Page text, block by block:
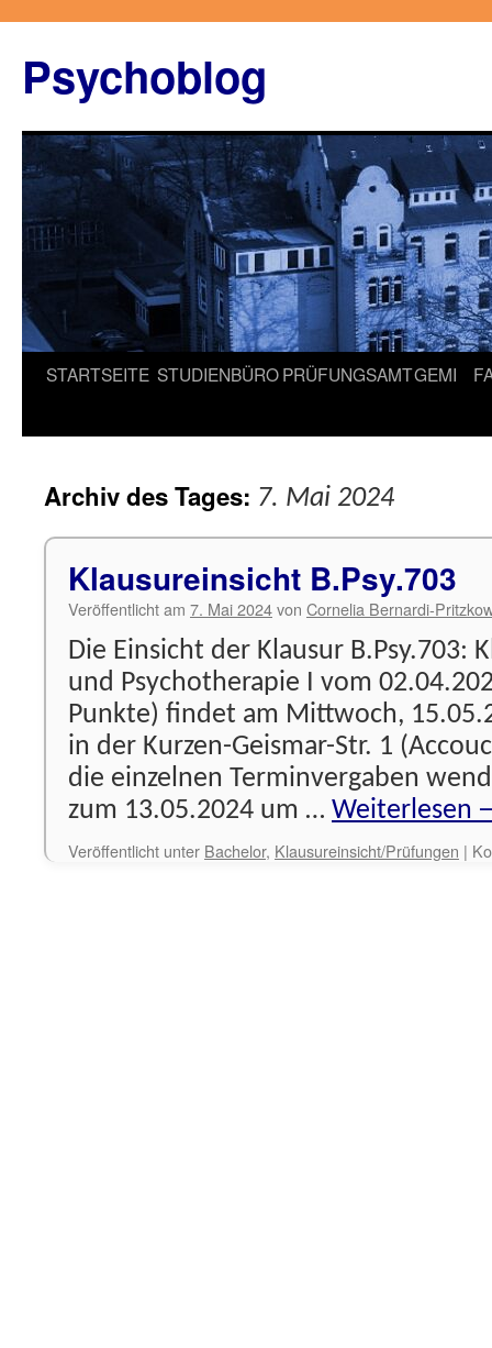
springen
Psychoblog
STARTSEITE STUDIENBÜROPRÜFUNGSAMTGEMI
Archiv des Tages: 7. Mai 2024
Klausureinsicht B.Psy.703
Veröffentlicht am 7. Mai 2024von Cornelia Bernardi-
Die Einsicht der Klausur B.Psy.703:
und Psychotherapie I vom
Punkte) findet am Mittwoch,
in der Kurzen-Geismar-Str. 1
die einzelnen Terminvergaben
zum 13.05.2024 um … Weiterlesen
Veröffentlicht unter Bachelor, Klausureinsicht/Prüfungen |